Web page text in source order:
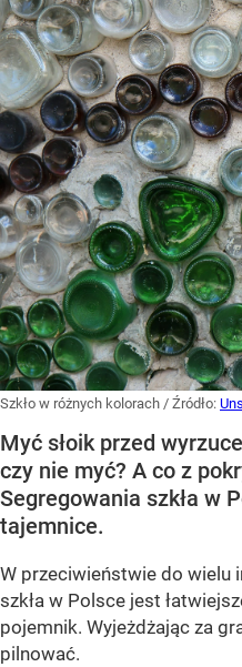
Szkło w różnych kolorach / Źródło:
Myć słoik przed
czy nie myć? A co z
Segregowania szkła w
tajemnice.
W przeciwieństwie do wielu
szkła w Polsce jest
pojemnik. Wyjeżdżając za
pilnować.